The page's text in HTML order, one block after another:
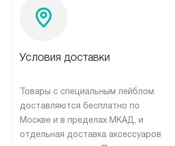
Условия доставки
Товары с специальным лейблом
доставляются бесплатно по
Москве и в пределах МКАД, и
отдельная доставка аксессуаров